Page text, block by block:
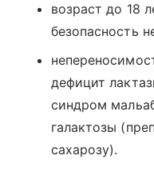
возраст до 18
безопасность
дефицит
синдром
галактозы
сахарозу).